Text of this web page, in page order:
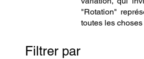
"Rotation"
toutes les
Filtrer par